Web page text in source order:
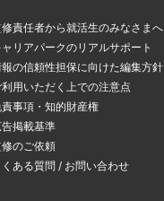
修責任者から就活生のみなさまへ
ャリアパークのリアルサポート
の信頼性担保に向けた編集方針
利用いただく上での注意点
事項・知的財産権
告掲載基準
修のご依頼
くある質問 / お問い合わせ